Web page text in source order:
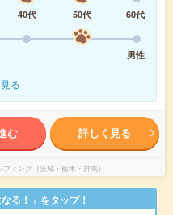
40代 50代
60代
男性
る
む 詳しく見る
ィング（茨城・栃木・群馬）
る！」をタップ！